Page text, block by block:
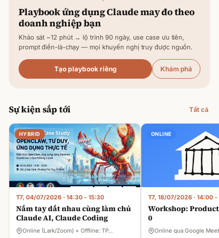
Playbook ứng dụngClaudemay đo theo
doanh nghiệp bạn
Khảo sát ~12 phút → lộ trình 90 ngày, use case ưu tiên,
prompt điền-là-chạy — mọi khuyến nghị truy được nguồn.
Tạo playbook riêng Khám phá
Sự kiện sắp tới Tất cả
HYBRID
T7, 04/07/2026 · 14:30 - 15:30
Nắm tay dắt nhau cùng làm chủ
Claude AI, Claude Coding
Online (Lark/Zoom) + Offline: TP…
ONLINE
T7, 18/07/2026 · 14:00 -
Workshop:
0
Online qua Google Meet